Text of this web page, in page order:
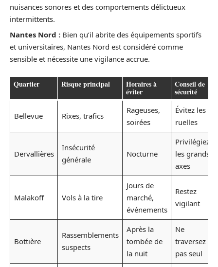
nuisances sonores et des comportements délictueux
intermittents.
Nantes Nord : Bien qu’il abrite des équipements sportifs
et universitaires, Nantes Nord est considéré comme
sensible et nécessite une vigilance accrue.
Quartier Risque principal Horaires à
éviter
Conseil de
sécurité
Bellevue Rixes, trafics
Rageuses,
soirées
Évitez les
ruelles
Dervallières
Insécurité
générale
Nocturne
Privilégiez
les grands
axes
Malakoff Vols à la tire
Jours de
marché,
événements
Restez
vigilant
Bottière
Rassemblements
suspects
Après la
tombée de
la nuit
Ne
traversez
pas seul